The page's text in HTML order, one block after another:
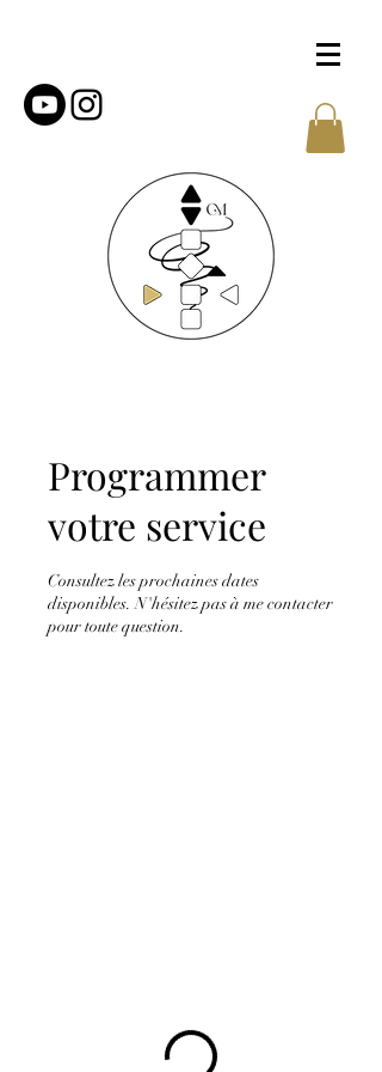
Programmer
votre service
Consultez les prochaines dates
disponibles. N'hésitez pas à me contacter
pour toute question.